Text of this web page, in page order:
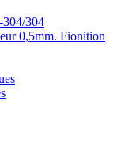
304
0,5mm. Fionition